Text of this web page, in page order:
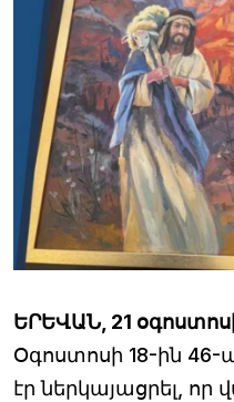
ԵՐԵՎԱՆ, 21
Օգոստոսի 18-ին 46-
էր ներկայացրել,